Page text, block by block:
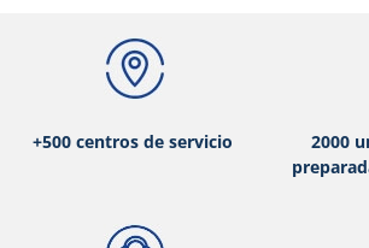
+500 centros de servicio
2000